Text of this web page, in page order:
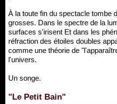
À la toute fin du spectacle tombe
grosses. Dans le spectre de la
surfaces s'irisent Et dans les
réfraction des étoiles doubles
comme une théorie de
l'univers.
Un songe.
"Le Petit Bain"